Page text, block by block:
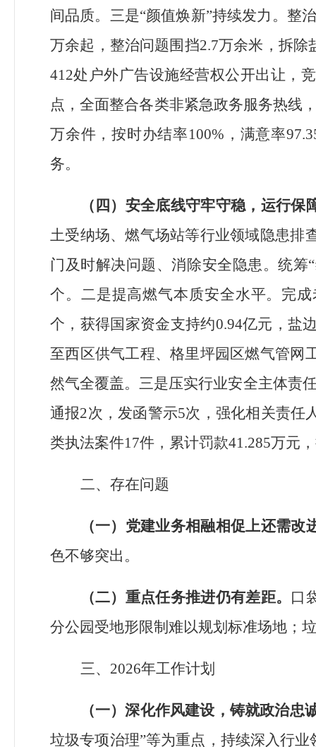
间品质。三是“颜值焕新”持续发力。整
万余起，整治问题围挡2.7万余米，拆除
412处户外广告设施经营权公开出让，
点，全面整合各类非紧急政务服务热线
万余件，按时办结率100% ，满意率
务。
（四）安全底线守牢守稳，运行保
土受纳场、燃气场站等行业领域隐患排
门及时解决问题、消除安全隐患。统筹“
个。二是提高燃气本质安全水平。完
个，获得国家资金支持约0.94亿元，盐
至西区供气工程、格里坪园区燃气管网
然气全覆盖。三是压实行业安全主体责
通报2次，发函警示5次，强化相关责任
类执法案件17件，累计罚款41.285万元
二、存在问题
（一）党建业务相融相促上还需改
色不够突出。
（二）重点任务推进仍有差距。 口
分公园受地形限制难以规划标准场地；
三、 2026年工作计划
（一）深化作风建设，铸就政治忠
垃圾专项治理”等为重点，持续深入行